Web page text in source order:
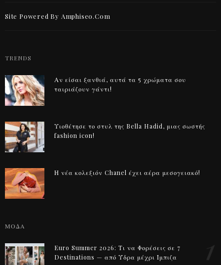
Site Powered By Amphiseo.com
TRENDS
Αν είσαι ξανθιά, αυτά τα 5 χρώματα σου
ταιριάζουν γάντι!
Υιοθέτησε το στυλ της Bella Hadid, μιας σωστής
fashion icon!
Η νέα κολεξιόν Chanel έχει αέρα μεσογειακό!
ΜΟΔΑ
Euro Summer 2026: Τι να Φορέσεις σε 7
Destinations — από Ύδρα μέχρι Ίμπιζα